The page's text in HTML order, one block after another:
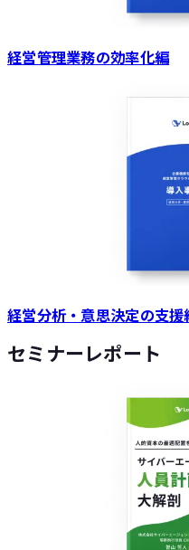
経営管理業務の効率化編
経営分析・意思決定の支援
セミナーレポート